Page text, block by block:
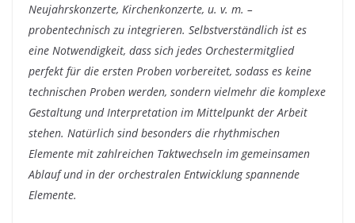
Neujahrskonzerte, Kirchenkonzerte, u. v. m. –
probentechnisch zu integrieren. Selbstverständlich ist es
eine Notwendigkeit, dass sich jedes Orchestermitglied
perfekt für die ersten Proben vorbereitet, sodass es keine
technischen Proben werden, sondern vielmehr die komplexe
Gestaltung und Interpretation im Mittelpunkt der Arbeit
stehen. Natürlich sind besonders die rhythmischen
Elemente mit zahlreichen Taktwechseln im gemeinsamen
Ablauf und in der orchestralen Entwicklung spannende
Elemente.